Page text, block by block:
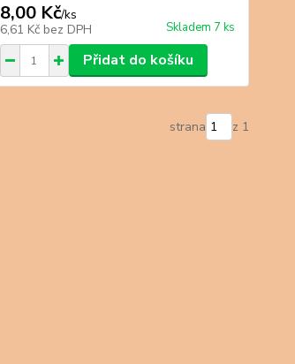
8,00 Kč/ks
6,61 Kč bez DPH Skladem 7 ks
Přidat do košíku
strana z 1